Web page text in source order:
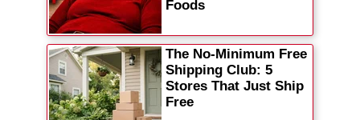
ПОСЛУГИ
Реклама на сайті Фотобанк
Моніторинг Пресцентр